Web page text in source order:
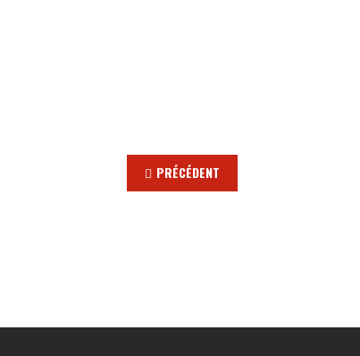
PRÉCÉDENT